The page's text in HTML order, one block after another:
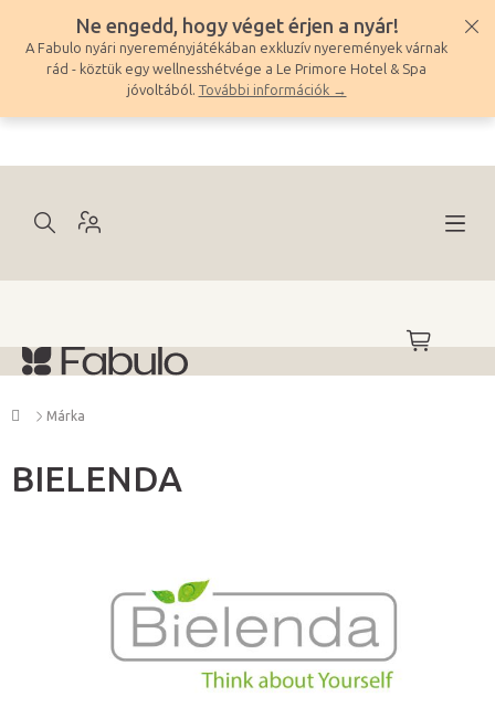
tartalomhoz
Ne engedd, hogy véget érjen a nyár!
A Fabulo nyári nyereményjátékában exkluzív nyeremények várnak
rád - köztük egy wellnesshétvége a Le Primore Hotel & Spa
jóvoltából. További információk →
KOSÁR
Kezdőlap
Márka
BIELENDA